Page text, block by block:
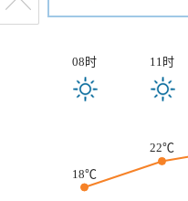
08时 11时
18℃
22℃